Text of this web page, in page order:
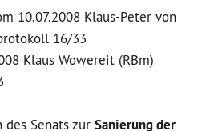
10.07.2008 Klaus-Peter von
16/33
Klaus Wowereit (RBm)
des Senats zur Sanierung der